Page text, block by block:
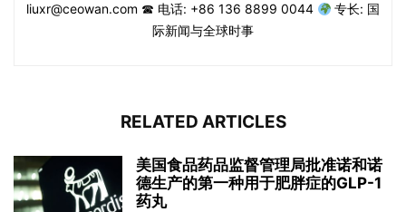
liuxr@ceowan.com ☎ 电话: +86 136 8899 0044
专长: 国
际新闻与全球时事
RELATED ARTICLES
美国食品药品监督管理局批准诺和诺
德生产的第一种用于肥胖症的GLP-1
药丸